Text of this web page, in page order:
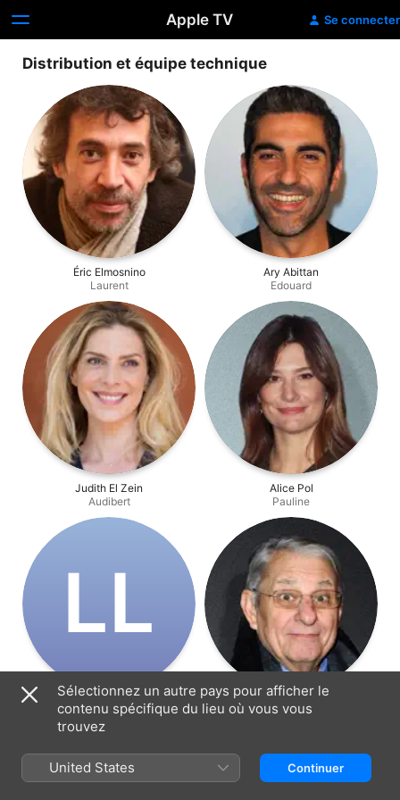
Apple TV Se connecter
Distribution et équipe technique
Éric Elmosnino
Laurent
Ary Abittan
Edouard
Judith El Zein
Audibert
Alice Pol
Pauline
L‌L
Lise Lamétrie
La mère de Laurent
Henri Guybet
Le père de Laurent
Sélectionnez un autre pays pour afficher le
contenu spécifique du lieu où vous vous
trouvez
United States Continuer